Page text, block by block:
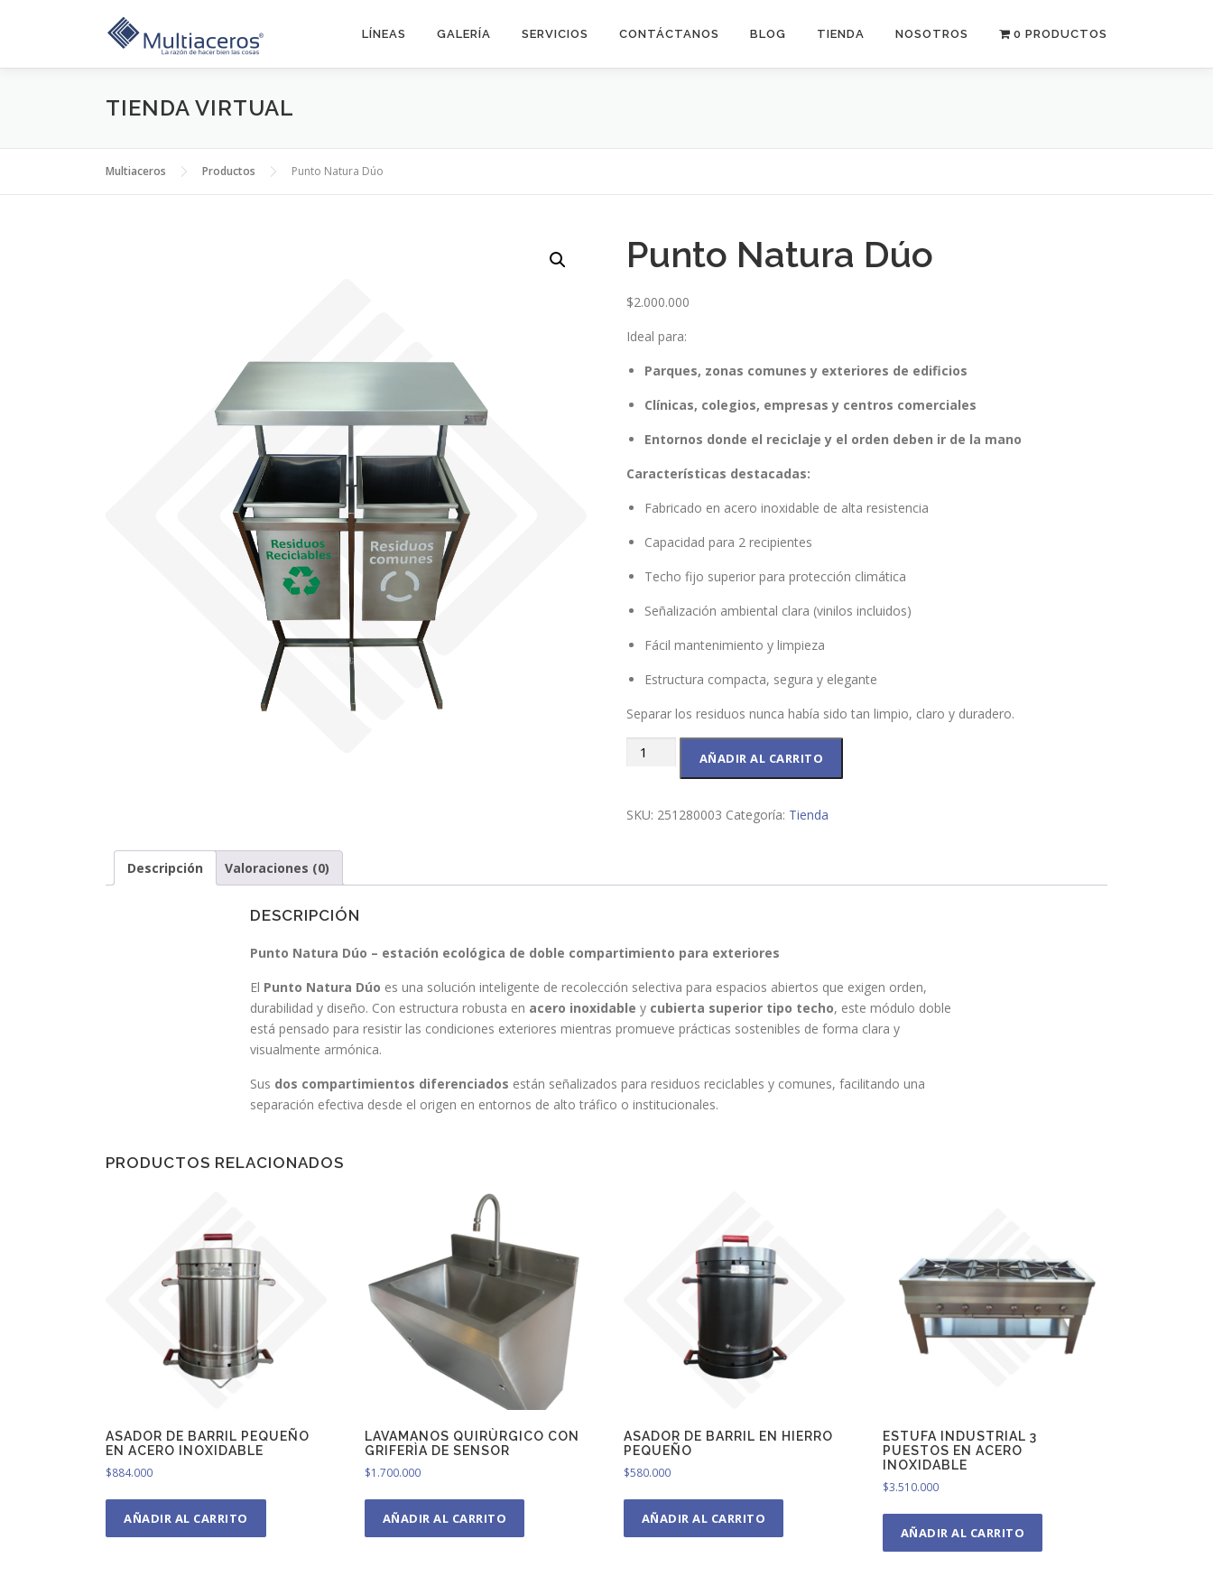
LÍNEAS GALERÍA SERVICIOS CONTÁCTANOS BLOG TIENDA NOSOTROS 0 PRODUCTOS
TIENDA VIRTUAL
Multiaceros Productos Punto Natura Dúo
Punto Natura Dúo
$2.000.000
Ideal para:
Parques, zonas comunes y exteriores de edificios
Clínicas, colegios, empresas y centros comerciales
Entornos donde el reciclaje y el orden deben ir de la mano
Características destacadas:
Fabricado en acero inoxidable de alta resistencia
Capacidad para 2 recipientes
Techo fijo superior para protección climática
Señalización ambiental clara (vinilos incluidos)
Fácil mantenimiento y limpieza
Estructura compacta, segura y elegante
Separar los residuos nunca había sido tan limpio, claro y duradero.
Punto
cantidad
AÑADIR AL CARRITO
SKU: 251280003 Categoría: Tienda
Descripción Valoraciones (0)
DESCRIPCIÓN
Punto Natura Dúo – estación ecológica de doble compartimiento para exteriores
El Punto Natura Dúo es una solución inteligente de recolección selectiva para espacios abiertos que exigen orden,
durabilidad y diseño. Con estructura robusta en acero inoxidable y cubierta superior tipo techo, este módulo doble
está pensado para resistir las condiciones exteriores mientras promueve prácticas sostenibles de forma clara y
visualmente armónica.
Sus dos compartimientos diferenciados están señalizados para residuos reciclables y comunes, facilitando una
separación efectiva desde el origen en entornos de alto tráfico o institucionales.
PRODUCTOS RELACIONADOS
ASADOR DE BARRIL PEQUEÑO
EN ACERO INOXIDABLE
$884.000
AÑADIR AL CARRITO
LAVAMANOS QUIRÙRGICO CON
GRIFERÌA DE SENSOR
$1.700.000
AÑADIR AL CARRITO
ASADOR DE BARRIL EN HIERRO
PEQUEÑO
$580.000
AÑADIR AL CARRITO
ESTUFA INDUSTRIAL 3
PUESTOS EN ACERO
INOXIDABLE
$3.510.000
AÑADIR AL CARRITO